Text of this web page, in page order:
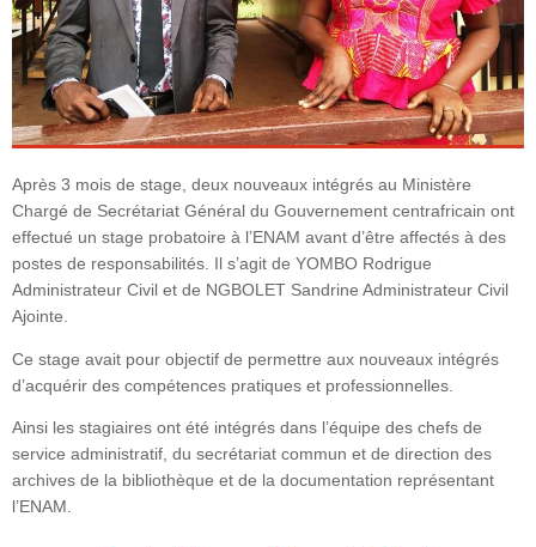
Après 3 mois de stage, deux nouveaux intégrés au Ministère
Chargé de Secrétariat Général du Gouvernement centrafricain ont
effectué un stage probatoire à l’ENAM avant d’être affectés à des
postes de responsabilités. Il s’agit de YOMBO Rodrigue
Administrateur Civil et de NGBOLET Sandrine Administrateur Civil
Ajointe.
Ce stage avait pour objectif de permettre aux nouveaux intégrés
d’acquérir des compétences pratiques et professionnelles.
Ainsi les stagiaires ont été intégrés dans l’équipe des chefs de
service administratif, du secrétariat commun et de direction des
archives de la bibliothèque et de la documentation représentant
l’ENAM.